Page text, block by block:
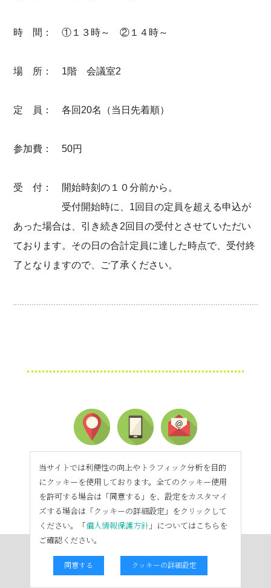
時 間： ①１３時～ ②１４時～
場 所： 1階 会議室2
定 員： 各回20名（当日先着順）
参加費： 50円
受 付： 開始時刻の１０分前から。
受付開始時に、1回目の定員を超える申込が
あった場合は、引き続き2回目の受付とさせていただい
ております。その日の合計定員に達した時点で、受付終
了となりますので、ご了承ください。
当サイトでは利便性の向上やトラフィック分析を目的
にクッキーを使用しております。全てのクッキー使用
を許可する場合は「同意する」を、設定をカスタマイ
ズする場合は「クッキーの詳細設定」をクリックして
ください。「個人情報保護方針 」についてはこちらを
ご確認ください。
同意する クッキーの詳細設定